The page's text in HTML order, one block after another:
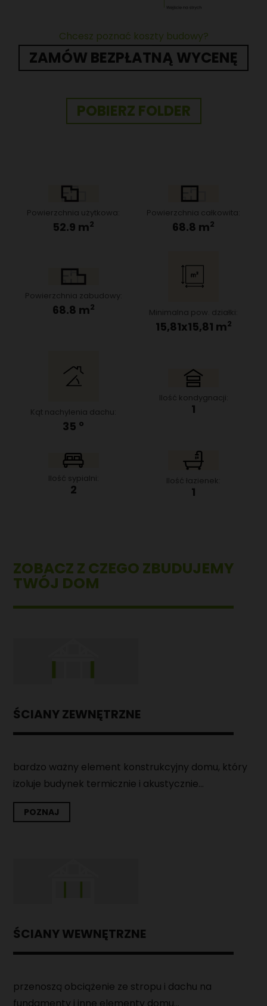
Powierzchnia użytkowa:
52.9 m2
Powierzchnia całkowita:
68.8 m2
Powierzchnia zabudowy:
68.8 m2 Minimalna pow. działki:
15,81x15,81 m2
Kąt nachylenia dachu:
35 o
Ilość kondygnacji:
1
Ilość sypialni:
2
Ilość łazienek:
1
POBIERZ FOLDER
Chcesz poznać koszty budowy?
ZAMÓW BEZPŁATNĄ WYCENĘ
ZOBACZ Z CZEGO ZBUDUJEMY
TWÓJ DOM
ŚCIANY ZEWNĘTRZNE
bardzo ważny element konstrukcyjny domu, który
izoluje budynek termicznie i akustycznie...
POZNAJ
ŚCIANY WEWNĘTRZNE
przenoszą obciążenie ze stropu i dachu na